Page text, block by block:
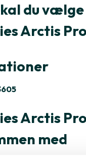
du vælge
Arctis Pro
Arctis
med